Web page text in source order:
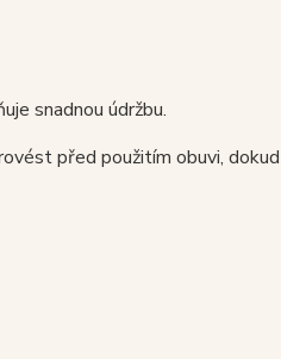
snadnou údržbu.
před použitím obuvi,